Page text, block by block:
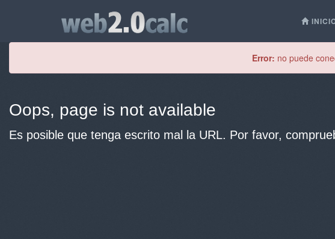
Error: no puede
Oops, page is not available
Es posible que tenga escrito mal la URL. Por favor,